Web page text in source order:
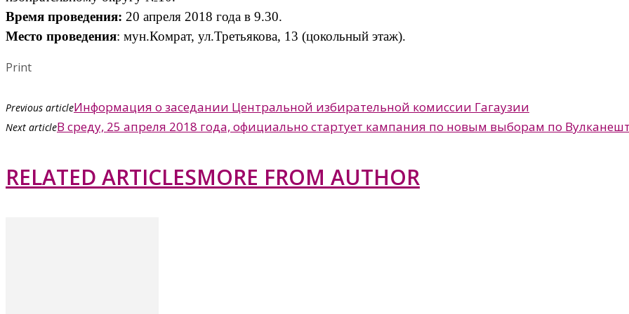
Время проведения: 20 апреля 2018 года в 9.30.
Место проведения: мун.Комрат, ул.Третьякова, 13 (цокольный этаж).
Print
Previous articleИнформация о заседании Центральной избирательной комиссии Гагаузии
Next articleВ среду, 25 апреля 2018 года, официально стартует кампания по новым выборам по
RELATED ARTICLESMORE FROM AUTHOR